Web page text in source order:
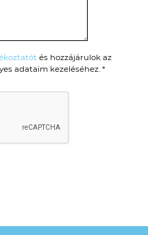
és hozzájárulok az
adataim kezeléséhez. *